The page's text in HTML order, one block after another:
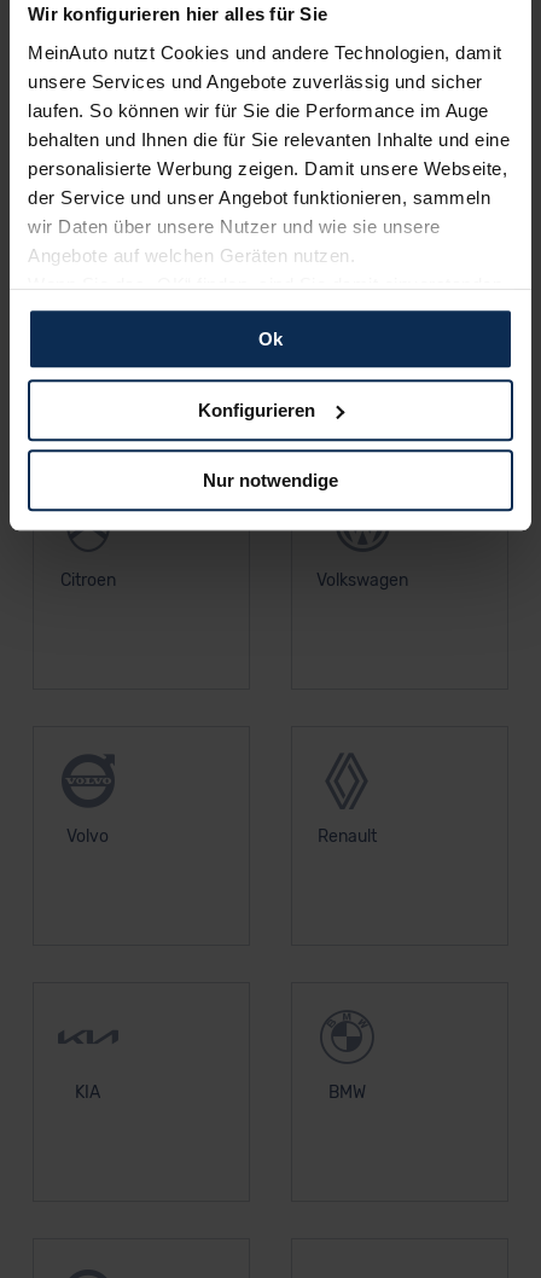
Wir konfigurieren hier alles für Sie
MeinAuto nutzt Cookies und andere Technologien, damit
unsere Services und Angebote zuverlässig und sicher
laufen. So können wir für Sie die Performance im Auge
behalten und Ihnen die für Sie relevanten Inhalte und eine
personalisierte Werbung zeigen. Damit unsere Webseite,
der Service und unser Angebot funktionieren, sammeln
wir Daten über unsere Nutzer und wie sie unsere
Angebote auf welchen Geräten nutzen.
Wenn Sie das „OK“ finden, sind Sie damit einverstanden
und erlauben uns Cookies für unseren Service zu
verwenden und diese Daten an Dritte weiterzugeben,
etwa an unsere Marketingpartner. Falls Sie dem nicht
zustimmen möchten, beschränken wir uns auf die
dann nicht auf Sie zuschneiden und Sie somit nicht
perfekt auf dem Weg zu Ihrem Neuwagen unterstützen.
Sie können die Einstellungen jederzeit anpassen oder
widerrufen.
Grundlage eines Angemessenheitsbeschlusses der EU-
Kommission (Art. 45 Abs. 1 DSGVO), von
Standarddatenschutzklauseln (Art. 46 Abs. 2 lit. c
Datenschutzerklärung Impressum
Ok
Konfigurieren
Nur notwendige
Citroen Volkswagen
Volvo Renault
KIA BMW